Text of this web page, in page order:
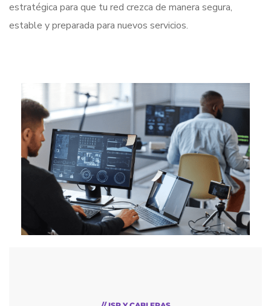
estratégica para que tu red crezca de manera segura,
estable y preparada para nuevos servicios.